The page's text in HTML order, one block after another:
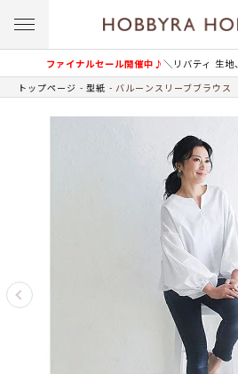
ファイナルセール開催中♪＼リバティ 生地
トップページ 型紙 バルーンスリーブブラウス